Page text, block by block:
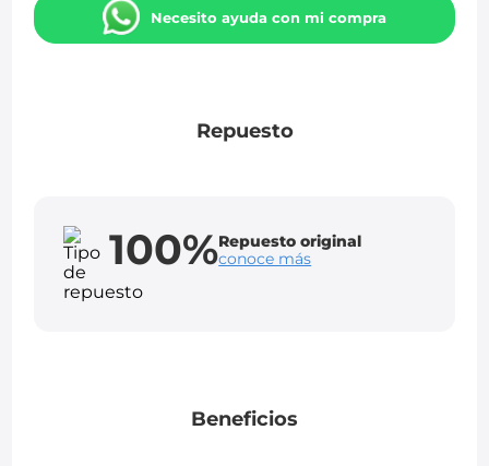
Necesito ayuda con mi compra
Repuesto
100%Repuesto original
conoce más
Beneficios